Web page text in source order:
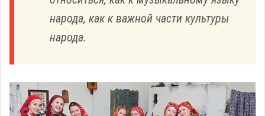
народа, как к важной части культуры
народа.